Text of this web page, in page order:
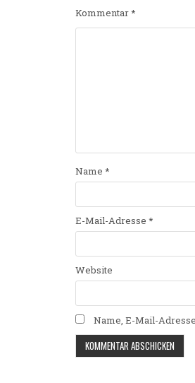
Kommentar*
Name *
E-Mail-Adresse *
Website
Name, E-Mail-